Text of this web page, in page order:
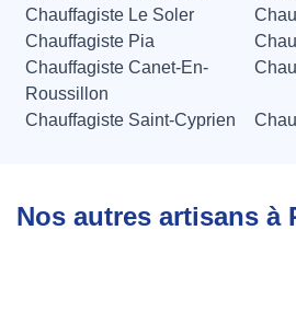
Chauffagiste Le Soler
Chauffagiste Pia
Chauffagiste Canet-En-
Roussillon
Chauffagiste Saint-Cyprien
Nos autres artisans à